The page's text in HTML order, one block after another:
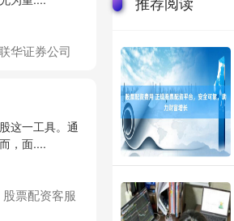
华证券公司
这一工具。通
，面....
票配资客服